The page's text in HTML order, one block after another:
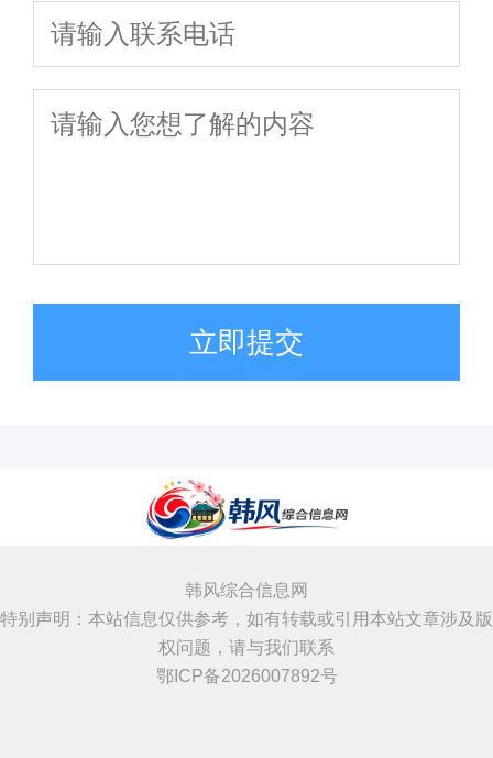
立即提交
韩风综合信息网
特别声明：本站信息仅供参考，如有转载或引用本站文章涉及版
权问题，请与我们联系
鄂ICP备2026007892号